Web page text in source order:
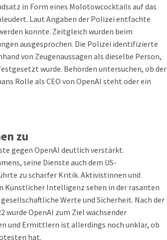
in Form eines Molotowcocktails auf das
Laut Angaben der Polizei entfachte
konnte. Zeitgleich wurden beim
ausgesprochen. Die Polizei identifizierte
von Zeugenaussagen als dieselbe Person,
wurde. Behörden untersuchen, ob der
Rolle als CEO von OpenAI steht oder ein
zu
gegen OpenAI deutlich verstärkt.
seine Dienste auch dem US-
zu scharfer Kritik. Aktivistinnen und
Künstlicher Intelligenz sehen in der rasanten
Werte und Sicherheit. Nach der
wurde OpenAI zum Ziel wachsender
und Ermittlern ist allerdings noch unklar, ob
hat.